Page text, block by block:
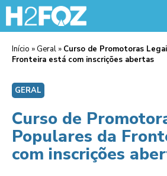
Início » Geral » Curso de Promotoras
Fronteira está com inscrições abertas
GERAL
Curso de
Populares da
com inscrições